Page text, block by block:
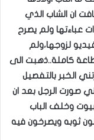
ان الشاب الذي
عباءتها ولم يصرح
لزوجها،ولم
كاملة..ذهبت الى
الخبر بالتفصيل
صورت الرجل بعد ان
وخلف الباب
ثوبه ويصرخون فيه